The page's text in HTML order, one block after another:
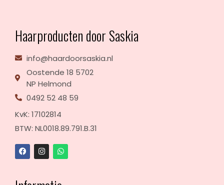
Haarproducten door Saskia
info@haardoorsaskia.nl
Oostende 18 5702
NP Helmond
0492 52 48 59
KvK: 17102814
BTW: NL0018.89.791.B.31